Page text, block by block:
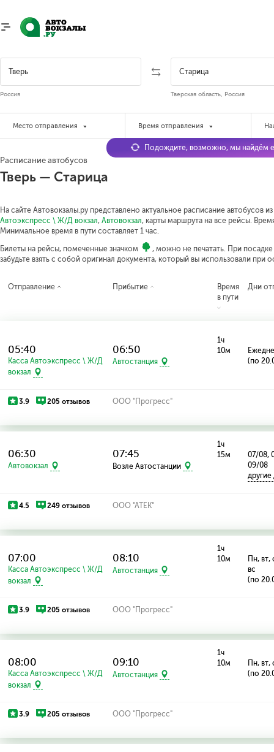
Россия Тверская область, Россия
Место отправления Время отправления
Расписание автобусов
Тверь — Старица
На сайте Автовокзалы.ру представлено актуальное расписание автобусов
Автоэкспресс \ Ж/Д вокзал, Автовокзал, карты маршрута на все рейсы.
Минимальное время в пути составляет 1 час.
Билеты на рейсы, помеченные значком
, можно не печатать. При
забудьте взять с собой оригинал документа, который вы использовали при
Подождите, возможно, мы найдём
Отправление Прибытие
Время
в пути
Дни
05:40
Касса Автоэкспресс \ Ж/Д
вокзал
06:50
Автостанция
1ч
10м
(по
3.9 205 отзывов ООО "Прогресс"
06:30
Автовокзал
07:45
Возле Автостанции
1ч
15м
07/08,
09/08
4.5 249 отзывов ООО "АТЕК"
07:00
Касса Автоэкспресс \ Ж/Д
вокзал
08:10
Автостанция
1ч
10м
Пн, вт,
вс
(по
3.9 205 отзывов ООО "Прогресс"
08:00
Касса Автоэкспресс \ Ж/Д
вокзал
09:10
Автостанция
1ч
10м
Пн, вт,
(по
3.9 205 отзывов ООО "Прогресс"